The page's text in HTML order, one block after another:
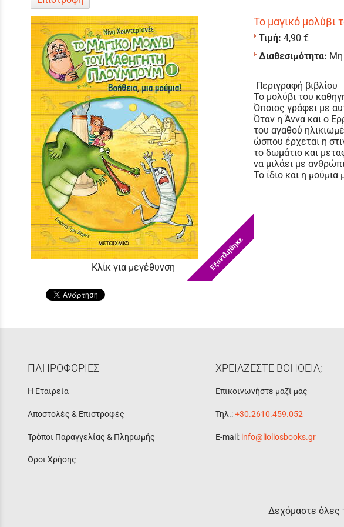
Κλίκ για μεγέθυνση Εξαντλήθηκε
Το μαγικό
Τιμή: 4,90 €
Διαθεσιμότητα: Μη
Περιγραφή βιβλίου
Το µολύβι του
Όποιος γράφει µε
Όταν η Άννα και ο
του αγαθού
ώσπου έρχεται η
το δωμάτιο και
να μιλάει με
Το ίδιο και η
ΠΛΗΡΟΦΟΡΙΕΣ
Η Εταιρεία
Αποστολές & Επιστροφές
Τρόποι Παραγγελίας & Πληρωμής
Όροι Χρήσης
ΧΡΕΙΑΖΕΣΤΕ ΒΟΗΘΕΙΑ;
Επικοινωνήστε μαζί μας
Τηλ.:+30.2610.459.052
E-mail: info@lioliosbooks.gr
Δεχόμαστε όλες